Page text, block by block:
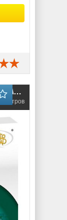
ProDAD VitaScene 2.0.233 (32-bit\64-bit)